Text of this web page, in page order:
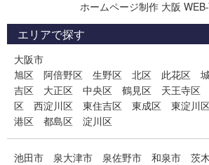
ホームページ制作 大阪
エリアで探す
大阪市
旭区
阿倍野区 生野区 北区 此花区
吉区
大正区 中央区 鶴見区 天王寺区
区
西淀川区 東住吉区 東成区 東淀川
港区
都島区 淀川区
池田市 泉大津市 泉佐野市 和泉市 茨